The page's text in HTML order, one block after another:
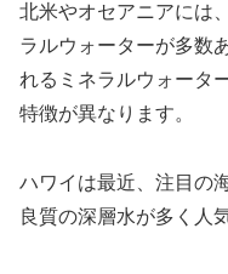
北米やオセアニアには
ラルウォーターが多数
れるミネラルウォータ
特徴が異なります。
ハワイは最近、注目の
良質の深層水が多く人